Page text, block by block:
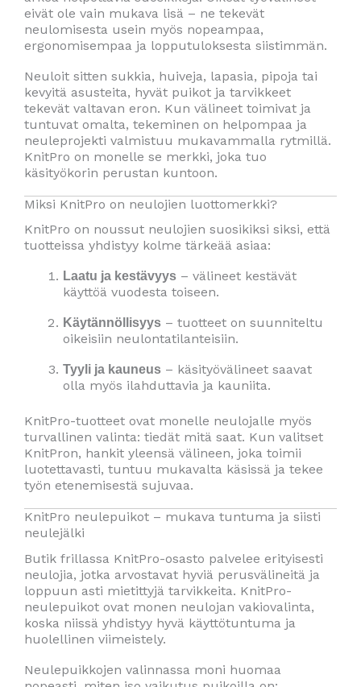
eivät ole vain mukava lisä – ne tekevät
neulomisesta usein myös nopeampaa,
ergonomisempaa ja lopputuloksesta siistimmän.
Neuloit sitten sukkia, huiveja, lapasia, pipoja tai
kevyitä asusteita, hyvät puikot ja tarvikkeet
tekevät valtavan eron. Kun välineet toimivat ja
tuntuvat omalta, tekeminen on helpompaa ja
neuleprojekti valmistuu mukavammalla rytmillä.
KnitPro on monelle se merkki, joka tuo
käsityökorin perustan kuntoon.
Miksi KnitPro on neulojien luottomerkki?
KnitPro on noussut neulojien suosikiksi siksi, että
tuotteissa yhdistyy kolme tärkeää asiaa:
Laatu ja kestävyys – välineet kestävät
käyttöä vuodesta toiseen.
Käytännöllisyys – tuotteet on suunniteltu
oikeisiin neulontatilanteisiin.
Tyyli ja kauneus – käsityövälineet saavat
olla myös ilahduttavia ja kauniita.
KnitPro-tuotteet ovat monelle neulojalle myös
turvallinen valinta: tiedät mitä saat. Kun valitset
KnitPron, hankit yleensä välineen, joka toimii
luotettavasti, tuntuu mukavalta käsissä ja tekee
työn etenemisestä sujuvaa.
KnitPro neulepuikot – mukava tuntuma ja siisti
neulejälki
Butik frillassa KnitPro-osasto palvelee erityisesti
neulojia, jotka arvostavat hyviä perusvälineitä ja
loppuun asti mietittyjä tarvikkeita. KnitPro-
neulepuikot ovat monen neulojan vakiovalinta,
koska niissä yhdistyy hyvä käyttötuntuma ja
huolellinen viimeistely.
Neulepuikkojen valinnassa moni huomaa